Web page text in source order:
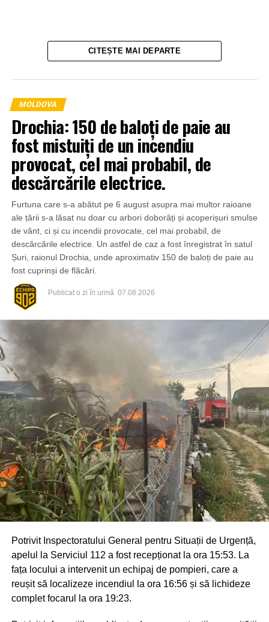
CITEȘTE MAI DEPARTE
MOLDOVA
Drochia: 150 de baloți de paie au
fost mistuiți de un incendiu
provocat, cel mai probabil, de
descărcările electrice.
Furtuna care s-a abătut pe 6 august asupra mai multor raioane
ale țării s-a lăsat nu doar cu arbori doborâți și acoperișuri smulse
de vânt, ci și cu incendii provocate, cel mai probabil, de
descărcările electrice. Un astfel de caz a fost înregistrat în satul
Șuri, raionul Drochia, unde aproximativ 150 de baloți de paie au
fost cuprinși de flăcări.
Publicat o zi în urmă 07.08.2026
Potrivit Inspectoratului General pentru Situații de Urgență,
apelul la Serviciul 112 a fost recepționat la ora 15:53. La
fața locului a intervenit un echipaj de pompieri, care a
reușit să localizeze incendiul la ora 16:56 și să lichideze
complet focarul la ora 19:23.